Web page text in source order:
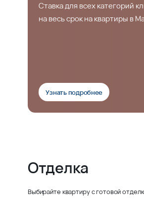
Ставка для всех категорий
на весь срок на квартиры в
Узнать подробнее
Отделка
Выбирайте квартиру с готовой